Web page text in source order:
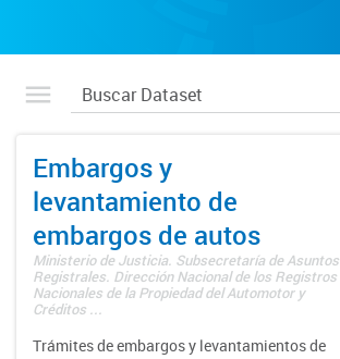
Embargos y
levantamiento de
embargos de autos
Ministerio de Justicia. Subsecretaría de Asuntos
Registrales. Dirección Nacional de los Registros
Nacionales de la Propiedad del Automotor y
Créditos ...
Trámites de embargos y levantamientos de